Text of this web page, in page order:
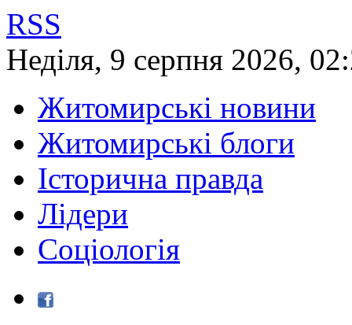
RSS
Неділя, 9 серпня 2026,
Житомирські новини
Житомирські блоги
Історична правда
Лідери
Соціологія